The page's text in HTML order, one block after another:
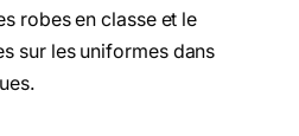
robes en classe et le
sur les uniformes dans